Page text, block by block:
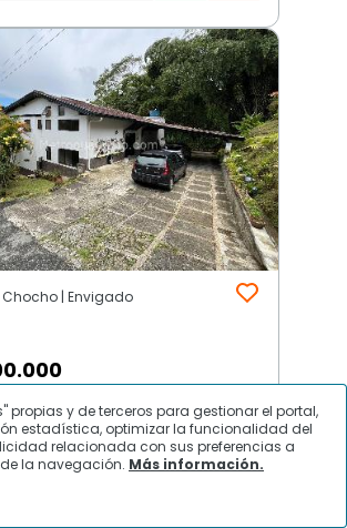
Chocho | Envigado
Arriendo, Loma Del
Envigado
propias y de terceros para gestionar el portal,
estadística, optimizar la funcionalidad del
relacionada con sus preferencias a
la navegación. Más información.